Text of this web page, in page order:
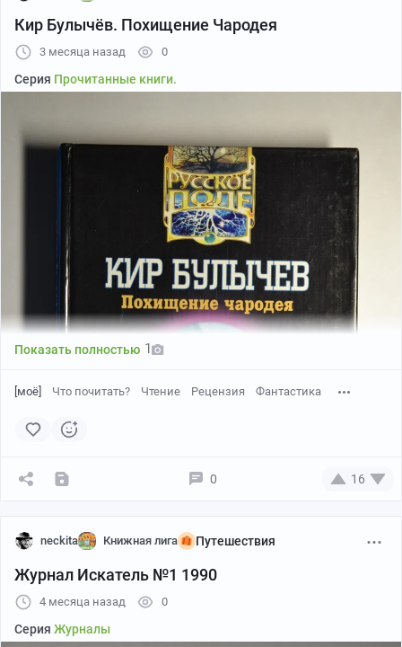
Кир Булычёв. Похищение Чародея
3 месяца назад 0
Серия Прочитанные книги.
Показать полностью 1
[моё] Что почитать? Чтение Рецензия Фантастика
0 16
neckita Книжная лига Путешествия
Журнал Искатель №1 1990
4 месяца назад 0
Серия Журналы